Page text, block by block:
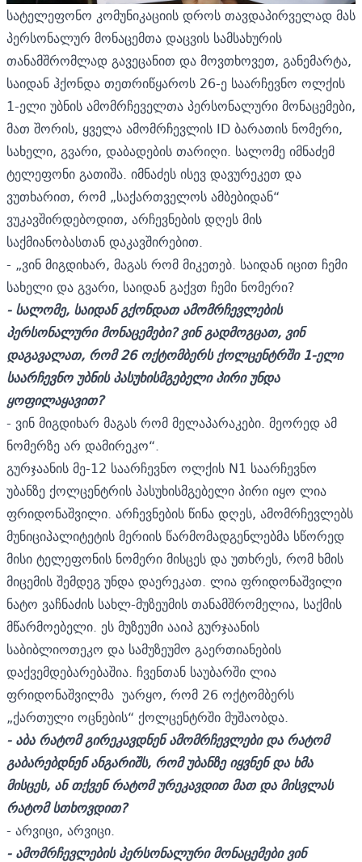
სატელეფონო კომუნიკაციის დროს თავდაპირველად მას
პერსონალურ მონაცემთა დაცვის სამსახურის
თანამშრომლად გავეცანით და მოვთხოვეთ, განემარტა,
საიდან ჰქონდა თეთრიწყაროს 26-ე საარჩევნო ოლქის
1-ელი უბნის ამომრჩეველთა პერსონალური მონაცემები,
მათ შორის, ყველა ამომრჩევლის ID ბარათის ნომერი,
სახელი, გვარი, დაბადების თარიღი. სალომე იმნაძემ
ტელეფონი გათიშა. იმნაძეს ისევ დავურეკეთ და
ვუთხარით, რომ „საქართველოს ამბებიდან“
ვუკავშირდებოდით, არჩევნების დღეს მის
საქმიანობასთან დაკავშირებით.
- „ვინ მიგდიხარ, მაგას რომ მიკეთებ. საიდან იცით ჩემი
სახელი და გვარი, საიდან გაქვთ ჩემი ნომერი?
- სალომე, საიდან გქონდათ ამომრჩევლების
პერსონალური მონაცემები? ვინ გადმოგცათ, ვინ
დაგავალათ, რომ 26 ოქტომბერს ქოლცენტრში 1-ელი
საარჩევნო უბნის პასუხისმგებელი პირი უნდა
ყოფილაყავით?
- ვინ მიგდიხარ მაგას რომ მელაპარაკები. მეორედ ამ
ნომერზე არ დამირეკო“.
გურჯაანის მე-12 საარჩევნო ოლქის N1 საარჩევნო
უბანზე ქოლცენტრის პასუხისმგებელი პირი იყო ლია
ფრიდონაშვილი. არჩევნების წინა დღეს, ამომრჩევლებს
მუნიციპალიტეტის მერიის წარმომადგენლებმა სწორედ
მისი ტელეფონის ნომერი მისცეს და უთხრეს, რომ ხმის
მიცემის შემდეგ უნდა დაერეკათ. ლია ფრიდონაშვილი
ნატო ვაჩნაძის სახლ-მუზეუმის თანამშრომელია, საქმის
მწარმოებელი. ეს მუზეუმი ააიპ გურჯაანის
საბიბლიოთეკო და სამუზეუმო გაერთიანების
დაქვემდებარებაშია. ჩვენთან საუბარში ლია
ფრიდონაშვილმა უარყო, რომ 26 ოქტომბერს
„ქართული ოცნების“ ქოლცენტრში მუშაობდა.
- აბა რატომ გირეკავდნენ ამომრჩევლები და რატომ
გაბარებდნენ ანგარიშს, რომ უბანზე იყვნენ და ხმა
მისცეს, ან თქვენ რატომ ურეკავდით მათ და მისვლას
რატომ სთხოვდით?
- არვიცი, არვიცი.
- ამომრჩევლების პერსონალური მონაცემები ვინ